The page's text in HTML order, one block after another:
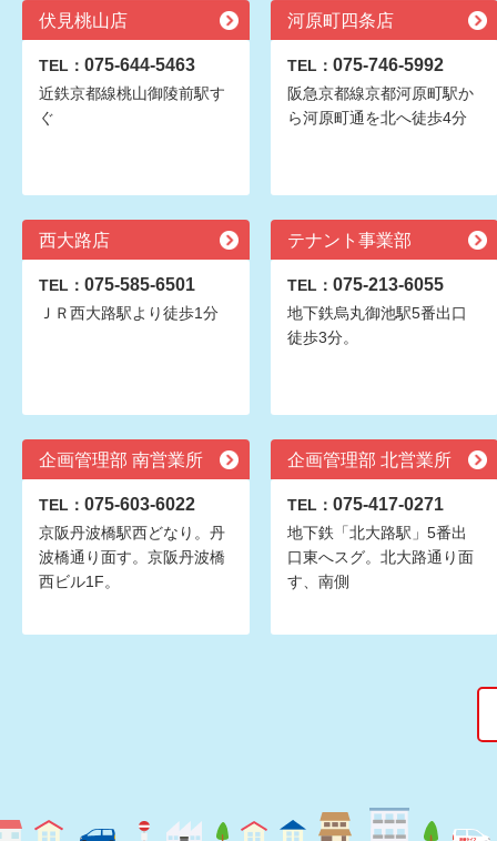
伏見桃山店
TEL： 075-644-5463
近鉄京都線桃山御陵前駅す
ぐ
河原町四条店
TEL： 075-746-5992
阪急京都線京都河原町駅か
ら河原町通を北へ徒歩4分
西大路店
TEL： 075-585-6501
ＪＲ西大路駅より徒歩1分
テナント事業部
TEL： 075-213-6055
地下鉄烏丸御池駅5番出口
徒歩3分。
企画管理部 南営業所
TEL： 075-603-6022
京阪丹波橋駅西どなり。丹
波橋通り面す。京阪丹波橋
西ビル1F。
企画管理部 北営業所
TEL： 075-417-0271
地下鉄「北大路駅」5番出
口東へスグ。北大路通り面
す、南側